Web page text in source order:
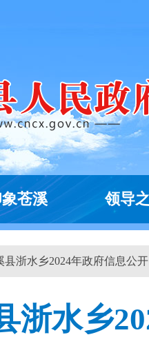
苍溪 领导
县浙水乡2024年政府信息公
浙水乡